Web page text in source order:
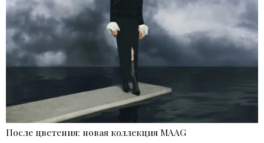
После цветения: новая коллекция MAAG